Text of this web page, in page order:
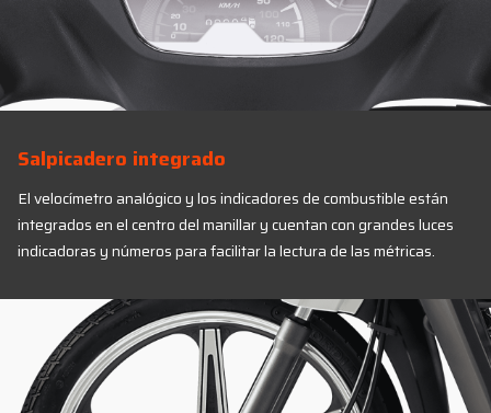
Salpicadero integrado
El velocímetro analógico y los indicadores de combustible están
integrados en el centro del manillar y cuentan con grandes luces
indicadoras y números para facilitar la lectura de las métricas.